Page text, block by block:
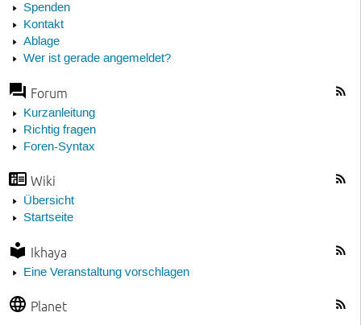
Spenden
Kontakt
Ablage
Wer ist gerade angemeldet?
Forum
Kurzanleitung
Richtig fragen
Foren-Syntax
Wiki
Übersicht
Startseite
Ikhaya
Eine Veranstaltung vorschlagen
Planet